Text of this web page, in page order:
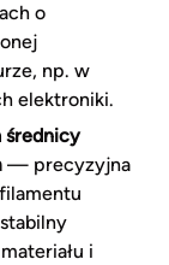
o
np. w
elektroniki.
średnicy
— precyzyjna
i